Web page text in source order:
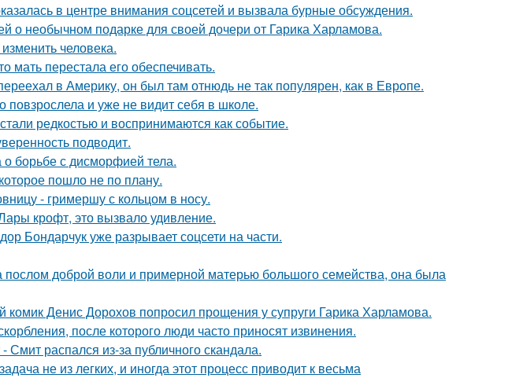
в центре внимания соцсетей и вызвала бурные обсуждения.
о необычном подарке для своей дочери от Гарика Харламова.
человека.
перестала его обеспечивать.
в Америку, он был там отнюдь не так популярен, как в Европе.
повзрослела и уже не видит себя в школе.
редкостью и воспринимаются как событие.
подводит.
о борьбе с дисморфией тела.
пошло не по плану.
- гримершу с кольцом в носу.
крофт, это вызвало удивление.
Бондарчук уже разрывает соцсети на части.
послом доброй воли и примерной матерью большого семейства, она была
Денис Дорохов попросил прощения у супруги Гарика Харламова.
после которого люди часто приносят извинения.
распался из-за публичного скандала.
не из легких, и иногда этот процесс приводит к весьма